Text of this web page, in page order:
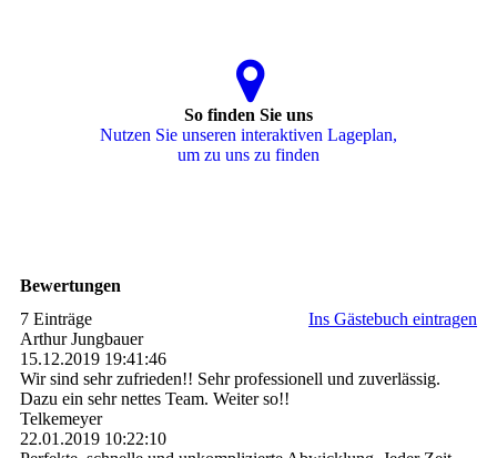
So finden Sie uns
Nutzen Sie unseren interaktiven La­ge­plan,
um zu uns zu finden
Bewertungen
7 Einträge
Ins Gästebuch eintragen
Arthur Jungbauer
15.12.2019 19:41:46
Wir sind sehr zufrieden!! Sehr professionell und zuverlässig.
Dazu ein sehr nettes Team. Weiter so!!
Telkemeyer
22.01.2019 10:22:10